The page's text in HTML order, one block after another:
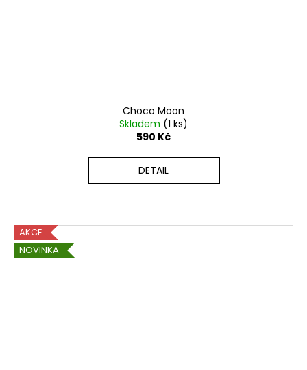
Choco Moon
Skladem (1 ks)
590 Kč
DETAIL
AKCE
NOVINKA